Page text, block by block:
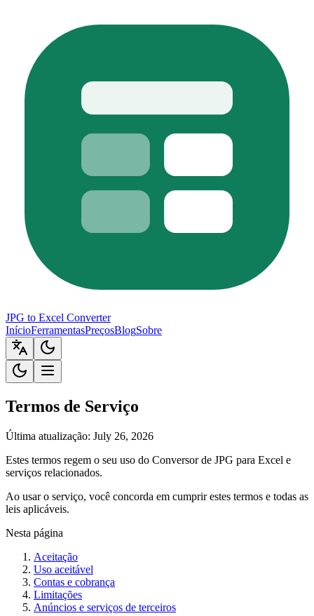
JPG to Excel Converter
InícioFerramentasPreçosBlogSobre
Termos de Serviço
Última atualização: July 26, 2026
Estes termos regem o seu uso do Conversor de JPG para Excel e
serviços relacionados.
Ao usar o serviço, você concorda em cumprir estes termos e todas as
leis aplicáveis.
Nesta página
Aceitação
Uso aceitável
Contas e cobrança
Limitações
Anúncios e serviços de terceiros